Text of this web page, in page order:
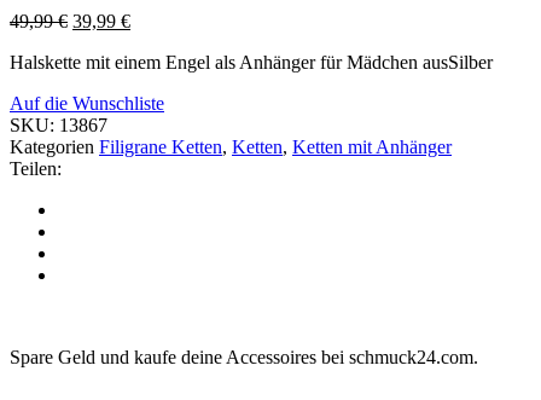
49,99€ 39,99 €
Halskette mit einem Engel als Anhänger für Mädchen ausSilber
Auf die Wunschliste
SKU: 13867
Kategorien Filigrane Ketten, Ketten, Ketten mit Anhänger
Teilen:
Spare Geld und kaufe deine Accessoires bei schmuck24.com.